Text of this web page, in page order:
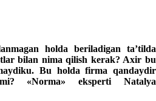
holda beriladigan ta’tilda
bilan nima qilish kerak? Aхir bu
Bu holda firma qandaydir
«Norma» eksperti Natalya